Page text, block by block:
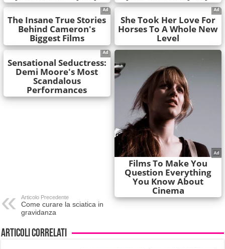
Articolo Precedente
Come curare la sciatica in
gravidanza
Articoli correlati